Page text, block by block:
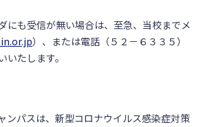
にも受信が無い場合は、至急、当校までメ
）、または電話（５２－６３３５）
いたします。
ンパスは、新型コロナウイルス感染症対策